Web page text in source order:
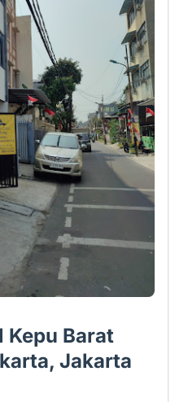
Kepu Barat
Jakarta